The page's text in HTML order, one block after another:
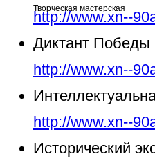
Творческая мастерская
http://www.xn--
Диктант Победы
http://www.xn--
http://www.xn--
Исторический